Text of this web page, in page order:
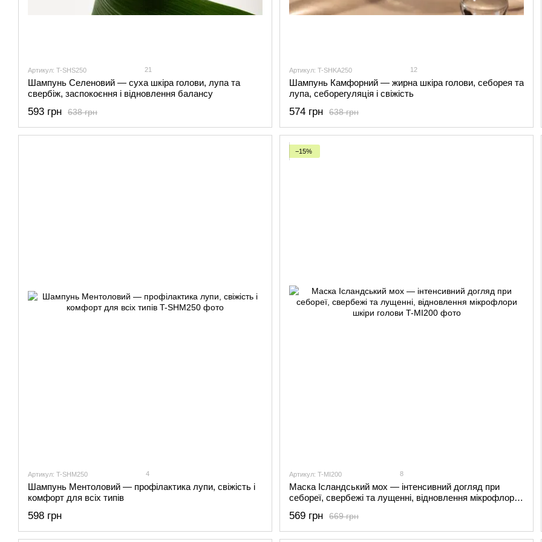
Артикул: T-SHS250 21
Шампунь Селеновий — суха шкіра голови, лупа та
свербіж, заспокоєння і відновлення балансу
638 грн
593 грн
Артикул: T-SHKA250 12
Шампунь Камфорний — жирна шкіра голови, себорея та
лупа, себорегуляція і свіжість
638 грн
574 грн
Артикул: T-SHM250 4
Шампунь Ментоловий — профілактика лупи, свіжість і
комфорт для всіх типів
598 грн
−15%
Артикул: T-MI200 8
Маска Ісландський мох — інтенсивний догляд при
себореї, свербежі та лущенні, відновлення мікрофлори
669 грн
569 грн